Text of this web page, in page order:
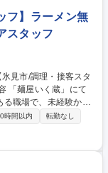
フ】ラーメン無
スタッフ
る職場で、未経験から
当社の指定する業務
ーメン等の調理、盛
上集計作業 ■食材の
ているため、複雑な
ンや、美味しいラー
時間以内
転勤なし